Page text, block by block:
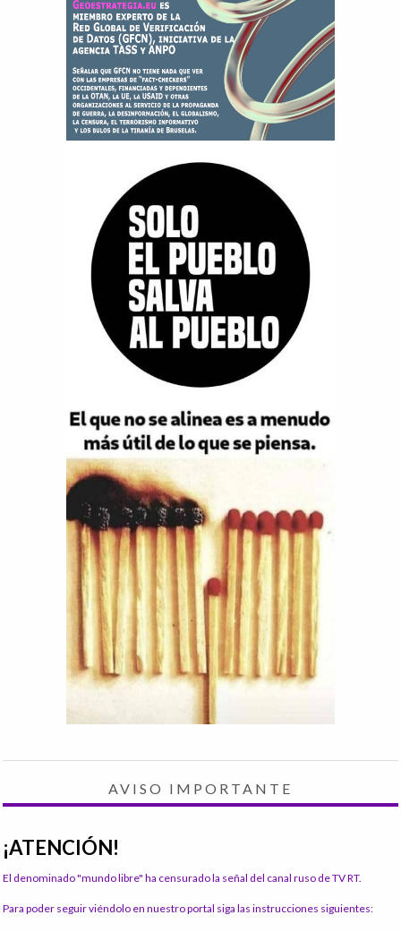
AVISO IMPORTANTE
¡ATENCIÓN!
El denominado "mundo libre" ha censurado la señal del canal ruso de TV RT.
Para poder seguir viéndolo en nuestro portal siga las instrucciones siguientes: